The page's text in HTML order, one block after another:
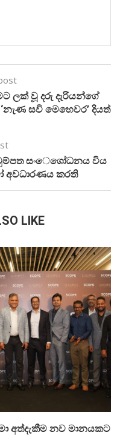
ලක් වූ දරු දැරියන්ගේ
සවි මෙහෙවර’ දියත්
සංෙශෝධනය විය
කරති
LIKE
අත්දැකීම නව මානයකට